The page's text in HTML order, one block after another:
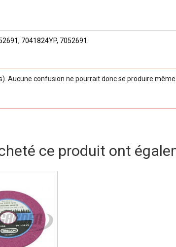
7041824YP, 7052691.
Aucune confusion ne pourrait donc se produire
ce produit ont